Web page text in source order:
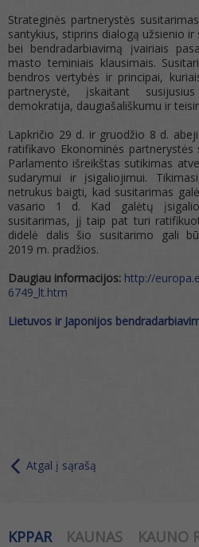
Strateginės partnerystės
santykius, stiprins dialogą užsienio
bei bendradarbiavimą įvairiais
masto teminiais klausimais.
bendros vertybės ir principai,
partnerystė, įskaitant
demokratija, daugiašališkumu ir
Lapkričio 29 d. ir gruodžio 8 d.
ratifikavo Ekonominės partnerystės
Parlamento išreikštas sutikimas
sudarymui ir įsigaliojimui.
netrukus baigti, kad susitarimas
vasario 1 d. Kad galėtų
susitarimas, jį taip pat turi
didelė dalis šio susitarimo gali
2019 m. pradžios.
Daugiau informacijos: http://
6749_lt.htm
Lietuvos ir Japonijos
Atgal į sąrašą
KPPAR KAUNAS KAUNO